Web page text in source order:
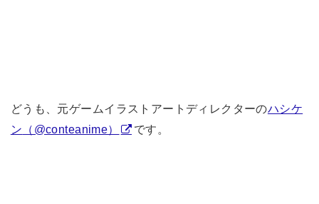
どうも、元ゲームイラストアートディレクターのハシケ
ン （@conteanime） です。